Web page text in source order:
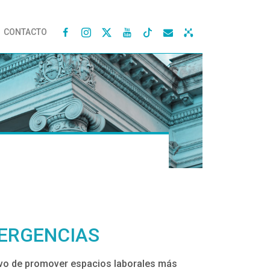
CONTACTO    
de promover espacios laborales más